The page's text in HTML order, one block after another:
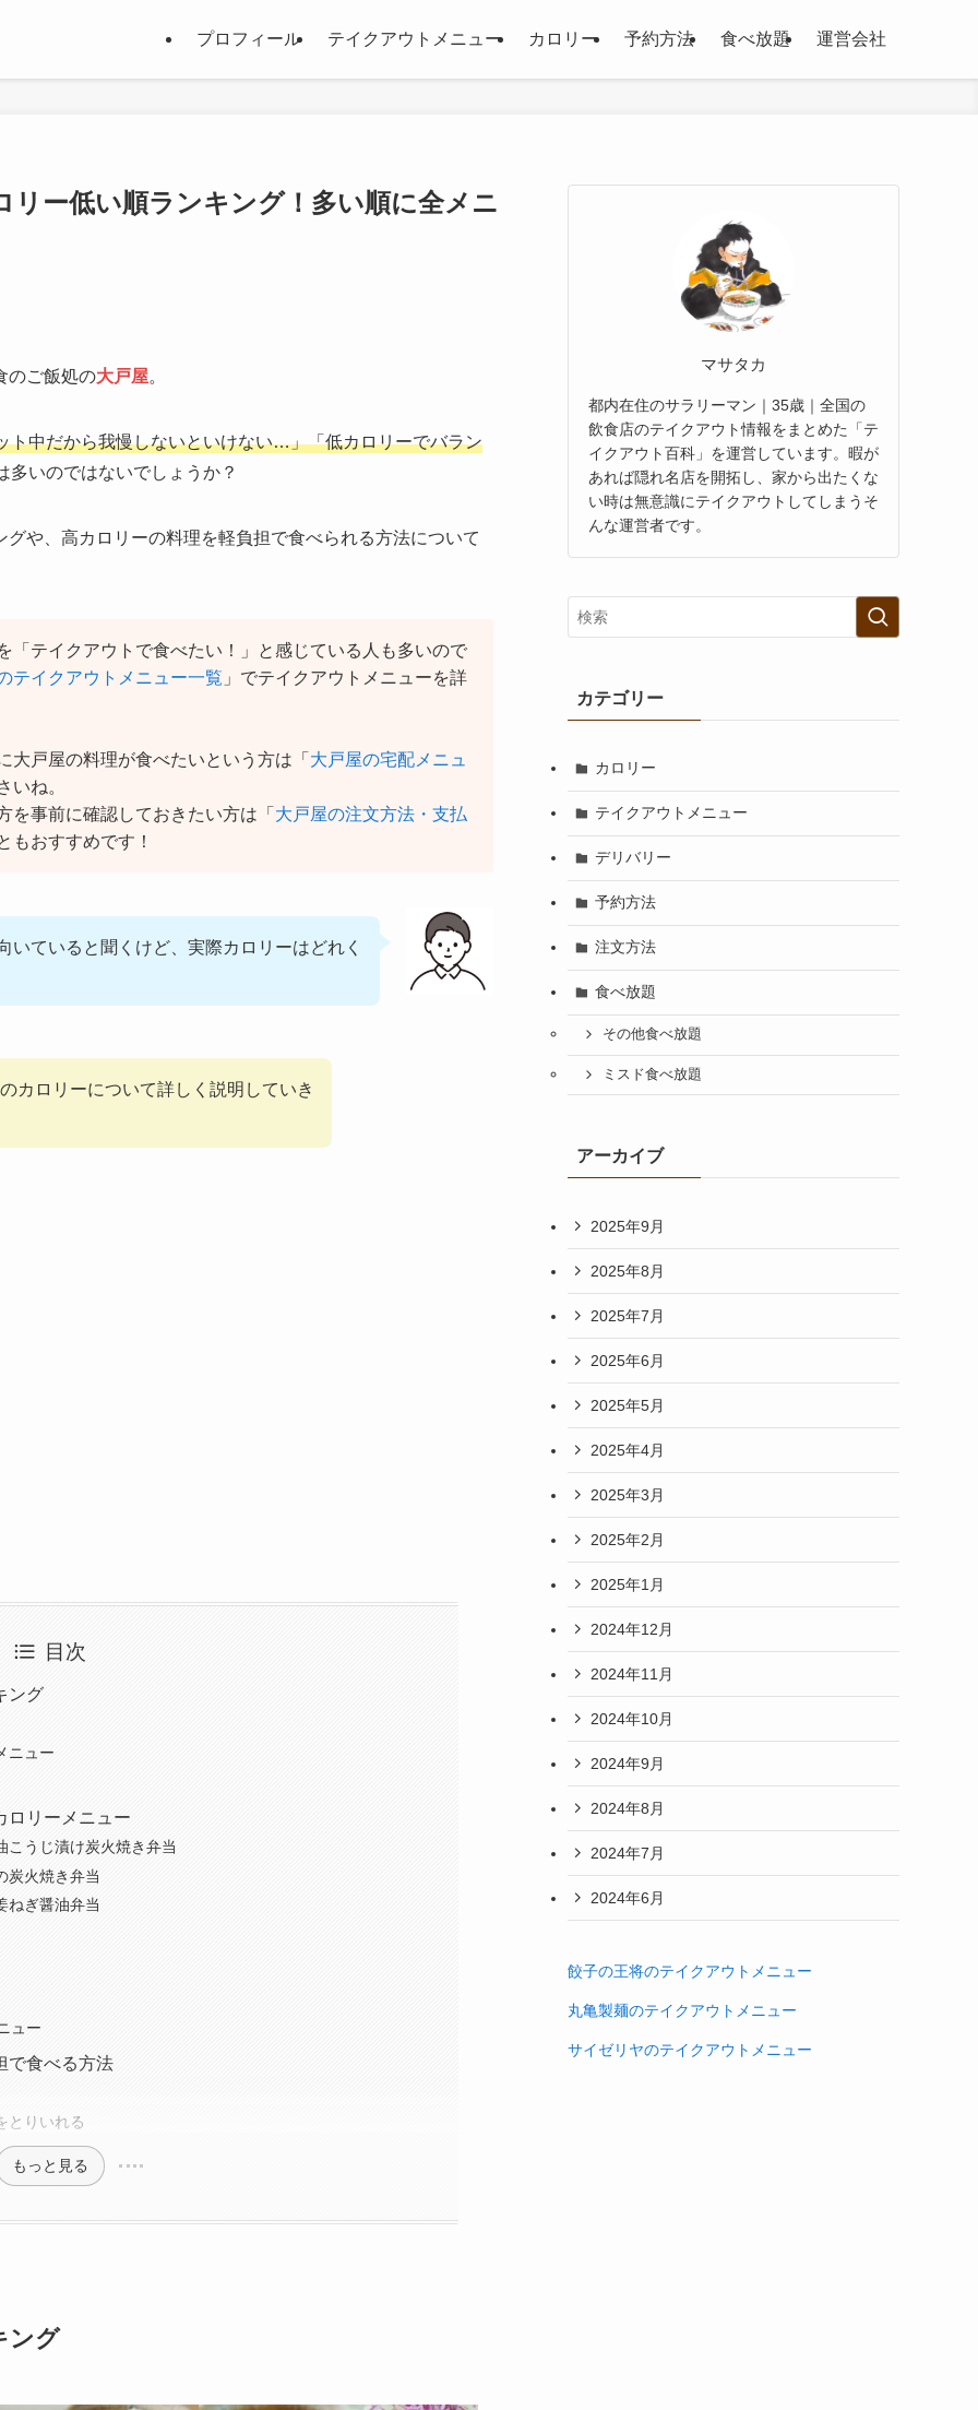
プロフィール テイクアウトメニュー カロリー 予約方法 食べ放題 運営会社
リー低い順ランキング！多い順に全メニ
のご飯処の大戸屋。
ト中だから我慢しないといけない…」「低カロリーでバラン
多いのではないでしょうか？
や、高カロリーの料理を軽負担で食べられる方法について
「テイクアウトで食べたい！」と感じている人も多いので
テイクアウトメニュー一覧 」でテイクアウトメニューを詳
戸屋の料理が食べたいという方は「 大戸屋の宅配メニュ
いね。
を事前に確認しておきたい方は「 大戸屋の注文方法・支払
もおすすめです！
いていると聞くけど、実際カロリーはどれく
カロリーについて詳しく説明していき
目次
ング
ニュー
ロリーメニュー
うじ漬け炭火焼き弁当
炭火焼き弁当
ねぎ醤油弁当
ュー
で食べる方法
とりいれる
もっと見る
ング
マサタカ
都内在住のサラリーマン｜35歳｜全国の
飲食店のテイクアウト情報をまとめた「テ
イクアウト百科」を運営しています。暇が
あれば隠れ名店を開拓し、家から出たくな
い時は無意識にテイクアウトしてしまうそ
んな運営者です。
カテゴリー
カロリー
テイクアウトメニュー
デリバリー
予約方法
注文方法
食べ放題
その他食べ放題
ミスド食べ放題
アーカイブ
2025年9月
2025年8月
2025年7月
2025年6月
2025年5月
2025年4月
2025年3月
2025年2月
2025年1月
2024年12月
2024年11月
2024年10月
2024年9月
2024年8月
2024年7月
2024年6月
餃子の王将のテイクアウトメニュー
丸亀製麺のテイクアウトメニュー
サイゼリヤのテイクアウトメニュー